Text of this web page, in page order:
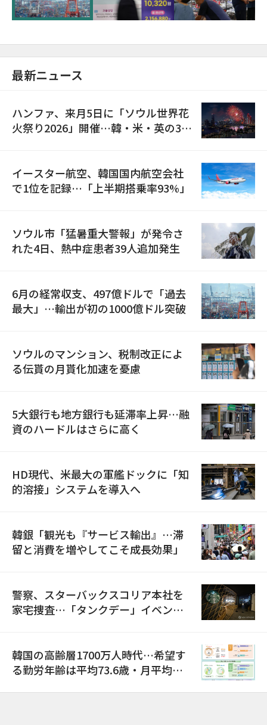
最新ニュース
ハンファ、来月5日に「ソウル世界花
火祭り2026」開催…韓・米・英の3カ
イースター航空、韓国国内航空会社
で1位を記録…「上半期搭乗率93%」
ソウル市「猛暑重大警報」が発令さ
れた4日、熱中症患者39人追加発生
6月の経常収支、497億ドルで「過去
最大」…輸出が初の1000億ドル突破
ソウルのマンション、税制改正によ
る伝貰の月貰化加速を憂慮
5大銀行も地方銀行も延滞率上昇…融
資のハードルはさらに高く
HD現代、米最大の軍艦ドックに「知
的溶接」システムを導入へ
韓銀「観光も『サービス輸出』…滞
留と消費を増やしてこそ成長効果」
警察、スターバックスコリア本社を
家宅捜査…「タンクデー」イベント
韓国の高齢層1700万人時代…希望す
る勤労年齢は平均73.6歳・月平均賃